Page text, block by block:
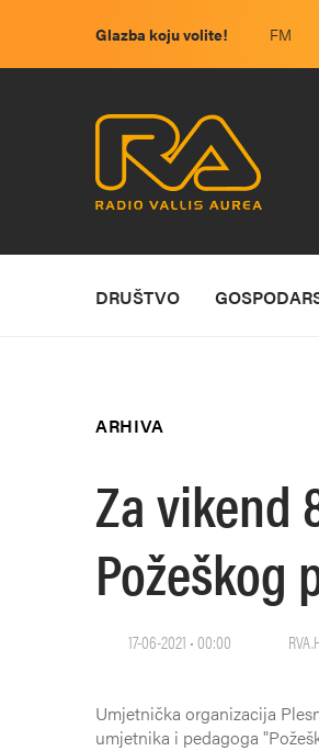
Glazba koju volite! FM
DRUŠTVO
ARHIVA
Za vikend
Požeškog
17-06-2021 • 00:00
Umjetnička organizacija
umjetnika i pedagoga